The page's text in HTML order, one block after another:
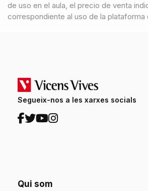
de uso en el aula, el precio de venta
correspondiente al uso de la plataforma
Segueix-nos a les xarxes socials
Qui som